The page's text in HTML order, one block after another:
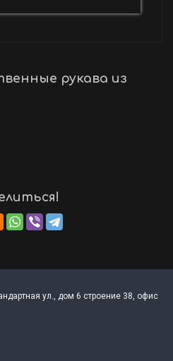
рукава из
ул., дом 6 строение 38 офис